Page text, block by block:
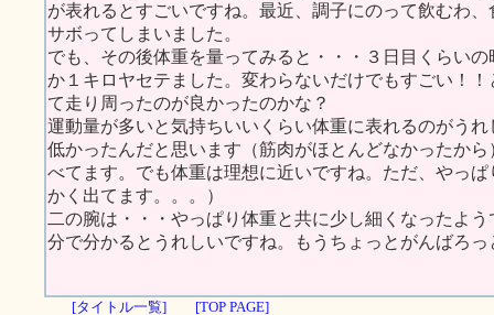
が表れるとすごいですね。最近、調子にのって飲むわ
サボってしまいました。
でも、その後体重を量ってみると・・・３日目くらい
か１キロヤセテました。変わらないだけでもすごい！
て走り周ったのが良かったのかな？
運動量が多いと気持ちいいくらい体重に表れるのがう
低かったんだと思います（筋肉がほとんどなかったか
べてます。でも体重は理想に近いですね。ただ、やっ
かく出てます。。。）
二の腕は・・・やっぱり体重と共に少し細くなったよ
分で分かるとうれしいですね。もうちょっとがんばろっ
[タイトル一覧] [TOP PAGE]